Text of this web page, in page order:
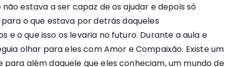
estava a ser capaz de os ajudar e depois só
o que estava por detrás daqueles
e o que isso os levaria no futuro. Durante a aula e
olhar para eles com Amor e Compaixão. Existe um
para além daquele que eles conheciam, um mundo de